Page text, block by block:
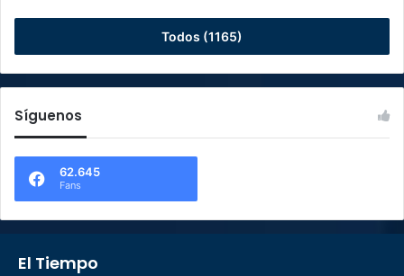
Todos (1165)
Síguenos
62.645
Fans
El Tiempo